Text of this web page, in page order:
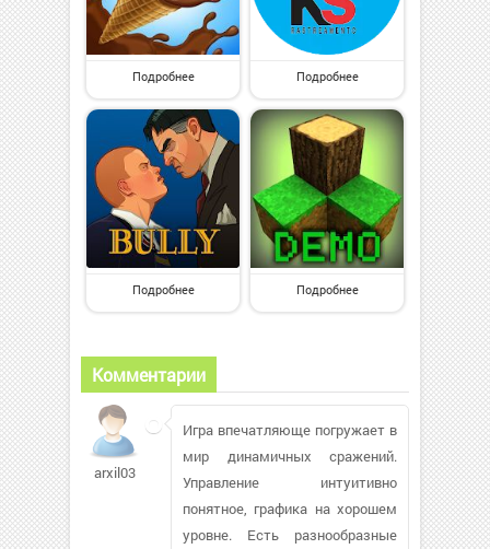
Подробнее Подробнее
Подробнее Подробнее
Комментарии
arxil03
Игра впечатляюще погружает в
мир динамичных сражений.
Управление интуитивно
понятное, графика на хорошем
уровне. Есть разнообразные